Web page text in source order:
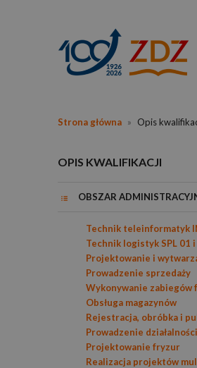
Strona główna » Opis
OPIS KWALIFIKACJI
OBSZAR
Technik teleinformatyk
Technik logistyk SPL 01 i
Projektowanie i
Prowadzenie sprzedaży
Wykonywanie zabiegów
Obsługa magazynów
Rejestracja, obróbka i
Prowadzenie
Projektowanie fryzur
Realizacja projektów